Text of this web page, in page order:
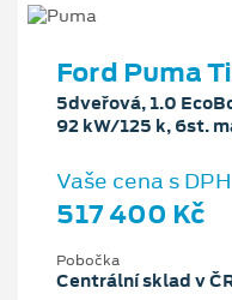
Ford Puma
5dveřová, 1.0
92 kW/125 k, 6st.
Vaše cena s DPH
517 400 Kč
Pobočka
Centrální sklad v